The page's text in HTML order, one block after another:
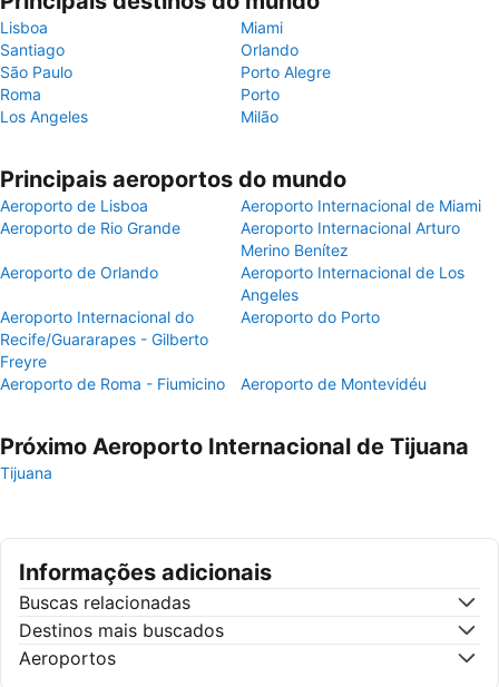
Lisboa
Miami
Santiago
Orlando
São Paulo
Porto Alegre
Roma
Porto
Los Angeles
Milão
Principais aeroportos do mundo
Aeroporto de Lisboa
Aeroporto Internacional de Miami
Aeroporto de Rio Grande
Aeroporto Internacional Arturo
Merino Benítez
Aeroporto de Orlando
Aeroporto Internacional de Los
Angeles
Aeroporto Internacional do
Recife/Guararapes - Gilberto
Freyre
Aeroporto do Porto
Aeroporto de Roma - Fiumicino Aeroporto de Montevidéu
Próximo Aeroporto Internacional de Tijuana
Tijuana
Informações adicionais
Buscas relacionadas
Destinos mais buscados
Aeroportos